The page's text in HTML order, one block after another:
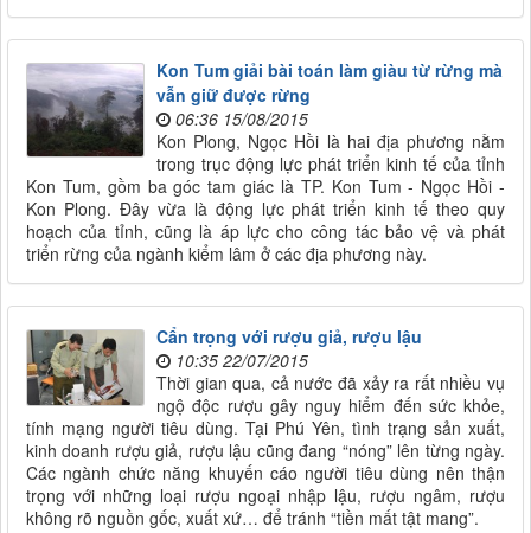
Kon Tum giải bài toán làm giàu từ rừng mà
vẫn giữ được rừng
06:36 15/08/2015
Kon Plong, Ngọc Hồi là hai địa phương nằm
trong trục động lực phát triển kinh tế của tỉnh
Kon Tum, gồm ba góc tam giác là TP. Kon Tum - Ngọc Hồi -
Kon Plong. Đây vừa là động lực phát triển kinh tế theo quy
hoạch của tỉnh, cũng là áp lực cho công tác bảo vệ và phát
triển rừng của ngành kiểm lâm ở các địa phương này.
Cẩn trọng với rượu giả, rượu lậu
10:35 22/07/2015
Thời gian qua, cả nước đã xảy ra rất nhiều vụ
ngộ độc rượu gây nguy hiểm đến sức khỏe,
tính mạng người tiêu dùng. Tại Phú Yên, tình trạng sản xuất,
kinh doanh rượu giả, rượu lậu cũng đang “nóng” lên từng ngày.
Các ngành chức năng khuyến cáo người tiêu dùng nên thận
trọng với những loại rượu ngoại nhập lậu, rượu ngâm, rượu
không rõ nguồn gốc, xuất xứ… để tránh “tiền mất tật mang”.